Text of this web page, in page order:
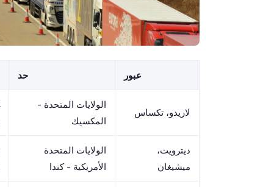
عبور حد
لاريدو، تكساس
الولايات المتحدة -
المكسيك
ديترويت،
ميشيغان
الولايات المتحدة
الأمريكية - كندا